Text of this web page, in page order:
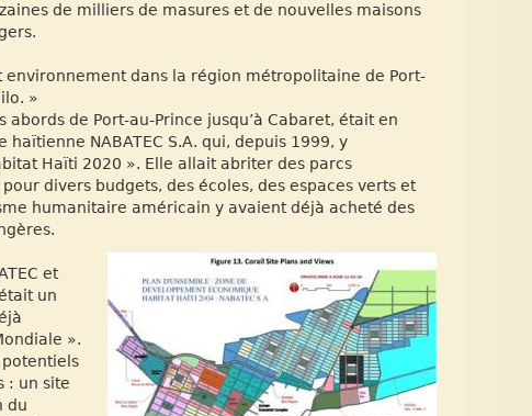
de milliers de masures et de nouvelles maisons
environnement dans la région métropolitaine de Port-
»
de Port-au-Prince jusqu’à Cabaret, était en
NABATEC S.A. qui, depuis 1999, y
Haïti 2020 ». Elle allait abriter des parcs
divers budgets, des écoles, des espaces verts et
humanitaire américain y avaient déjà acheté des
et
un
».
potentiels
: un site
du